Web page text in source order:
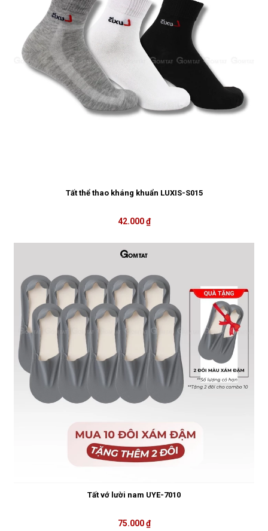
Tất thể thao kháng khuẩn LUXIS-S015
42.000 ₫
Tất vớ lười nam UYE-7010
75.000 ₫